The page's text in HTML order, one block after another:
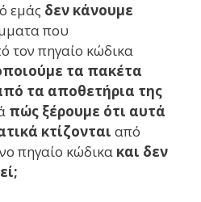
εμάς δεν κάνουμε
που
τον πηγαίο κώδικα
τα πακέτα
τα αποθετήρια της
πώς ξέρουμε ότι αυτά
κτίζονται από
πηγαίο κώδικα και δεν